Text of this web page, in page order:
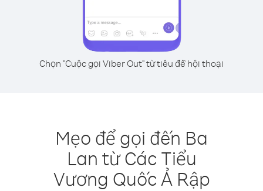
Chọn "Cuộc gọi Viber Out" từ tiêu đề hội thoại
Mẹo để gọi đến Ba
Lan từ Các Tiểu
Vương Quốc Ả Rập